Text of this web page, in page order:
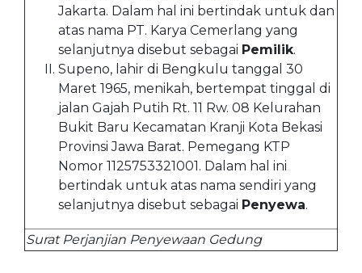
Jakarta. Dalam hal ini bertindak untuk dan
atas nama PT. Karya Cemerlang yang
selanjutnya disebut sebagai Pemilik.
Supeno, lahir di Bengkulu tanggal 30
Maret 1965, menikah, bertempat tinggal di
jalan Gajah Putih Rt. 11 Rw. 08 Kelurahan
Bukit Baru Kecamatan Kranji Kota Bekasi
Provinsi Jawa Barat. Pemegang KTP
Nomor 1125753321001. Dalam hal ini
bertindak untuk atas nama sendiri yang
selanjutnya disebut sebagai Penyewa.
Surat Perjanjian Penyewaan Gedung